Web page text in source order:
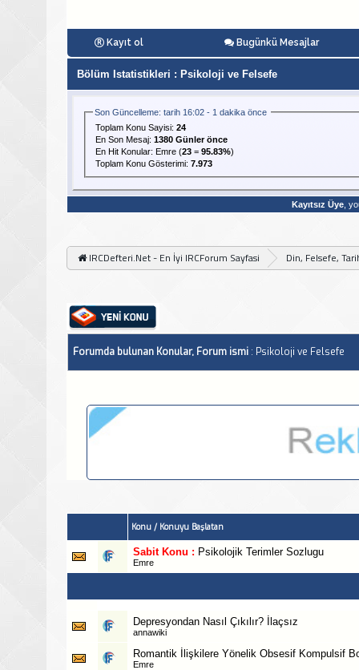
Kayıt ol Bugünkü Mesajlar
Bölüm Istatistikleri : Psikoloji ve Felsefe
Son Güncelleme: tarih 16:02 - 1 dakika önce
Toplam Konu Sayisi: 24
En Son Mesaj: 1380 Günler önce
En Hit Konular: Emre (23 = 95.83%)
Toplam Konu Gösterimi: 7.973
Kayıtsız Üye,
IRCDefteri.Net - En İyi IRCForum Sayfasi Din, Felsefe,
Forumda bulunan Konular, Forum ismi : Psikoloji ve Felsefe
Konu / Konuyu Başlatan
Sabit Konu : Psikolojik Terimler Sozlugu
Emre
Depresyondan Nasıl Çıkılır? İlaçsız
annawiki
Romantik İlişkilere Yönelik Obsesif Kompulsif
Emre